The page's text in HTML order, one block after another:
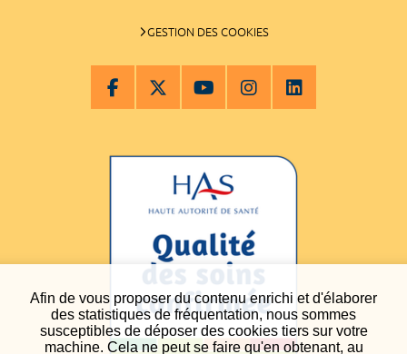
Afin de vous proposer du contenu enrichi et d'élaborer
des statistiques de fréquentation, nous sommes
susceptibles de déposer des cookies tiers sur votre
machine. Cela ne peut se faire qu'en obtenant, au
GESTION DES COOKIES